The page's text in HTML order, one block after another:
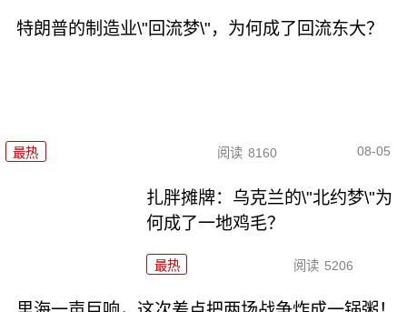
特朗普的制造业\"回流梦\"，为何成了回流东大？
最热 阅读 8160 08-05
扎胖摊牌：乌克兰的\"北约梦\"为
何成了一地鸡毛？
最热 阅读 5206